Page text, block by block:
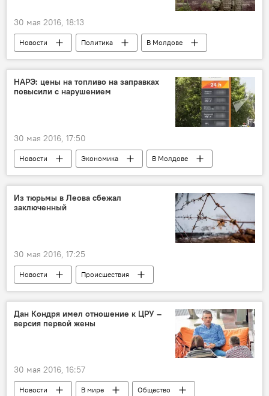
30 мая 2016, 18:13
Новости Политика
В Молдове
Румыния
Республика Молдова
Валерий Осталеп
НАТО
система ПРО
НАРЭ: цены на топливо на заправках
повысили с нарушением
30 мая 2016, 17:50
Новости Экономика
В Молдове
Республика Молдова
Серджиу Чобану
НАРЭ
цены
методология
Из тюрьмы в Леова сбежал
заключенный
30 мая 2016, 17:25
Новости
Происшествия
В Молдове
Республика Молдова
Леова
побег
Дан Кондря имел отношение к ЦРУ –
версия первой жены
30 мая 2016, 16:57
Новости В мире Общество